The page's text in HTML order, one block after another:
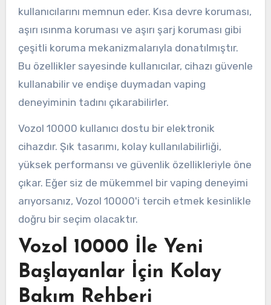
kullanıcılarını memnun eder. Kısa devre koruması,
aşırı ısınma koruması ve aşırı şarj koruması gibi
çeşitli koruma mekanizmalarıyla donatılmıştır.
Bu özellikler sayesinde kullanıcılar, cihazı güvenle
kullanabilir ve endişe duymadan vaping
deneyiminin tadını çıkarabilirler.
Vozol 10000 kullanıcı dostu bir elektronik
cihazdır. Şık tasarımı, kolay kullanılabilirliği,
yüksek performansı ve güvenlik özellikleriyle öne
çıkar. Eğer siz de mükemmel bir vaping deneyimi
arıyorsanız, Vozol 10000'i tercih etmek kesinlikle
doğru bir seçim olacaktır.
Vozol 10000 İle Yeni
Başlayanlar İçin Kolay
Bakım Rehberi